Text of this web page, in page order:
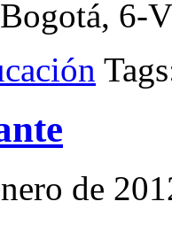
Bogotá, 6-
de